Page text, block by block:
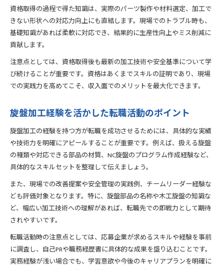
資格取得の過程で得た知識は、実際のパーツ製作や材料選定、加工で
きない形状への対応力向上にも直結します。現場でのトラブル時も、
基礎知識があれば柔軟に対応でき、結果的に生産性向上やミス削減に
貢献します。
注意点としては、資格取得後も最新の加工技術や安全基準について学
び続けることが重要です。資格はあくまでスキルの証明であり、現場
での実践力を高めてこそ、収入面でのメリットを最大化できます。
旋盤加工経験を活かした転職活動のポイント
旋盤加工の経験を持つ方が転職を成功させるためには、具体的な実績
や技術力を明確にアピールすることが重要です。例えば、扱える旋盤
の種類や対応できる部品の材質、NC旋盤のプログラム作成経験など、
具体的なスキルセットを整理して伝えましょう。
また、現場での改善提案や安全管理の実践例、チームリーダー経験な
ども評価対象となります。特に、旋盤部品の名称や木工旋盤の知識な
ど、幅広い加工技術への理解があれば、転職先での即戦力として期待
されやすいです。
転職活動時の注意点としては、応募企業が求めるスキルや経験を事前
に調査し、自己PRや職務経歴書に具体的な成果を盛り込むことです。
実務経験が浅い場合でも、学習意欲や今後のキャリアプランを明確に